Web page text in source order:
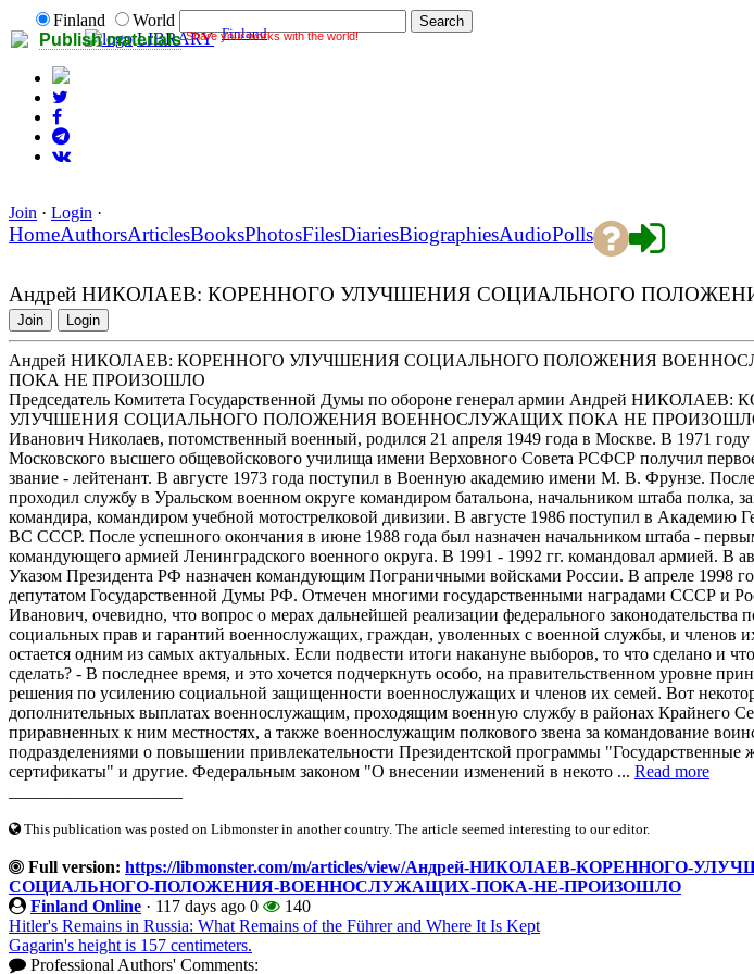
Publish materials Share your works with the world!
Finland
World
LIBRARY Finland
Join · Login ·
HomeAuthorsArticlesBooksPhotosFilesDiariesBiographiesAudioPolls
Андрей НИКОЛАЕВ: КОРЕННОГО УЛУЧШЕНИЯ СОЦИАЛЬНОГО
Join Login
Андрей НИКОЛАЕВ: КОРЕННОГО УЛУЧШЕНИЯ СОЦИАЛЬНОГО ПОЛОЖЕНИЯ
ПОКА НЕ ПРОИЗОШЛО
Председатель Комитета Государственной Думы по обороне генерал армии Андрей
УЛУЧШЕНИЯ СОЦИАЛЬНОГО ПОЛОЖЕНИЯ ВОЕННОСЛУЖАЩИХ ПОКА НЕ ПРОИЗОШЛО
Иванович Николаев, потомственный военный, родился 21 апреля 1949 года в Москве. В 1971 году
Московского высшего общевойскового училища имени Верховного Совета РСФСР получил
звание - лейтенант. В августе 1973 года поступил в Военную академию имени М. В. Фрунзе.
проходил службу в Уральском военном округе командиром батальона, начальником штаба полка,
командира, командиром учебной мотострелковой дивизии. В августе 1986 поступил в Академию
ВС СССР. После успешного окончания в июне 1988 года был назначен начальником штаба -
командующего армией Ленинградского военного округа. В 1991 - 1992 гг. командовал армией. В
Указом Президента РФ назначен командующим Пограничными войсками России. В апреле 1998
депутатом Государственной Думы РФ. Отмечен многими государственными наградами СССР и
Иванович, очевидно, что вопрос о мерах дальнейшей реализации федерального законодательства
социальных прав и гарантий военнослужащих, граждан, уволенных с военной службы, и членов
остается одним из самых актуальных. Если подвести итоги накануне выборов, то что сделано и
сделать? - В последнее время, и это хочется подчеркнуть особо, на правительственном уровне
решения по усилению социальной защищенности военнослужащих и членов их семей. Вот
дополнительных выплатах военнослужащим, проходящим военную службу в районах Крайнего
приравненных к ним местностях, а также военнослужащим полкового звена за командование
подразделениями о повышении привлекательности Президентской программы
сертификаты" и другие. Федеральным законом "О внесении изменений в некото ... Read more
This publication was posted on Libmonster in another country. The article seemed interesting to our editor.
Full version: https://libmonster.com/m/articles/view/Андрей-НИКОЛАЕВ-КОРЕННОГО-
СОЦИАЛЬНОГО-ПОЛОЖЕНИЯ-ВОЕННОСЛУЖАЩИХ-ПОКА-НЕ-ПРОИЗОШЛО
Finland Online · 117 days ago 0
140
Hitler's Remains in Russia: What Remains of the Führer and Where It Is Kept
Gagarin's height is 157 centimeters.
Professional Authors' Comments: